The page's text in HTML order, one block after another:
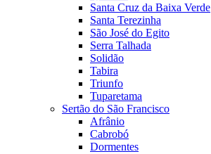
Santa Cruz da Baixa Verde
Santa Terezinha
São José do Egito
Serra Talhada
Solidão
Tabira
Triunfo
Tuparetama
Sertão do São Francisco
Afrânio
Cabrobó
Dormentes